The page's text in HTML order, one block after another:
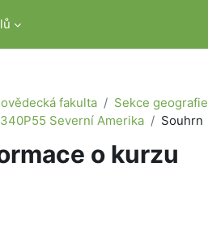
fakulta Sekce geografie
Severní Amerika
Souhrn
o kurzu